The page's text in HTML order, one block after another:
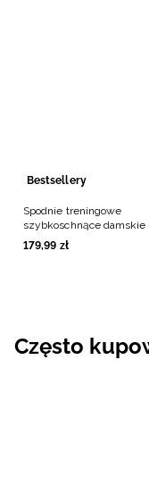
Bestsellery
Spodnie treningowe
szybkoschnące damskie
czarne
179,99 zł
Często